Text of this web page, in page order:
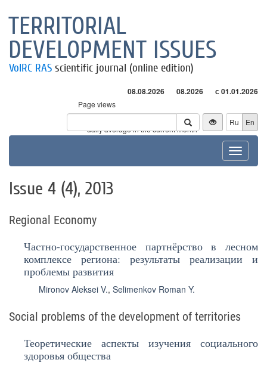
TERRITORIAL
DEVELOPMENT ISSUES
VolRC RAS scientific journal (online edition)
08.08.2026 08.2026 с 01.01.2026
Page views
Visitors
* - daily average in the current month
Ru En
Toggle
Issue 4 (4), 2013
Regional Economy
Частно-государственное партнёрство в лесном
комплексе региона: результаты реализации и
проблемы развития
Mironov Aleksei V., Selimenkov Roman Y.
Social problems of the development of territories
Теоретические аспекты изучения социального
здоровья общества